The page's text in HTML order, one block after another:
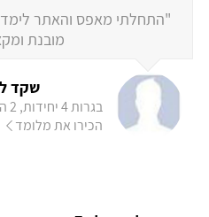
"התחלתי מאפס והאתר לימד
מובנת
שקד
בגרות 4 יחידות, 2 השאלונים, ציון 97
הכירו את מלומד